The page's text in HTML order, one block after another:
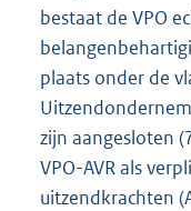
bestaat de VPO
plaats onder de
zijn aangesloten
VPO-AVR als
uitzendkrachten